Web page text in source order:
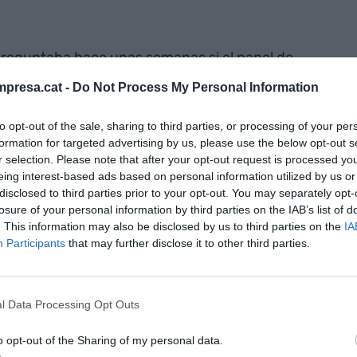
- Do Not Process My Personal Information
opt-out of the sale, sharing to third parties, or processing of your
for targeted advertising by us, please use the below opt-out
selection. Please note that after your opt-out request is processed
interest-based ads based on personal information utilized by us
to third parties prior to your opt-out. You may separately
of your personal information by third parties on the IAB’s list of
This information may also be disclosed by us to third parties on the
Participants that may further disclose it to other third parties.
Data Processing Opt Outs
opt-out of the Sharing of my personal data.
hace unas semanas si el papel de
era lo que les había llevado a una mejor
muestra de las capacidades femeninas
un buen número de preguntas.
el mundo gobernados por mujeres, -de un total
menos, la mitad? ¿Y si el 75% de los
solo por hombres? ¿Y si el 73% de la toma
exclusivamente en hombres?
todo el mundo habla- significara que se
lo que se pregunta la revista Forbes, que ha
gráfica representación del mundo “normal” en
porcentajes irrisorios en zonas de